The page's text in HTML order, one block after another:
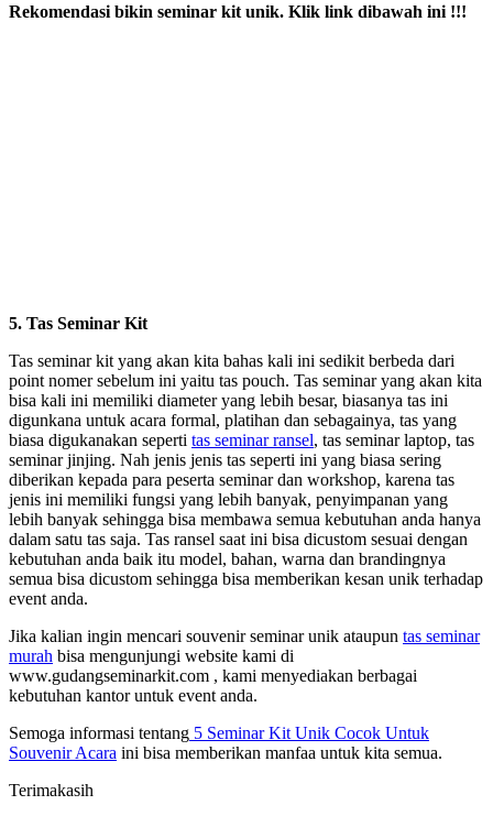
Rekomendasi bikin seminar kit unik. Klik link dibawah ini !!!
5. Tas Seminar Kit
Tas seminar kit yang akan kita bahas kali ini sedikit berbeda dari
point nomer sebelum ini yaitu tas pouch. Tas seminar yang akan kita
bisa kali ini memiliki diameter yang lebih besar, biasanya tas ini
digunkana untuk acara formal, platihan dan sebagainya, tas yang
biasa digukanakan seperti tas seminar ransel, tas seminar laptop, tas
seminar jinjing. Nah jenis jenis tas seperti ini yang biasa sering
diberikan kepada para peserta seminar dan workshop, karena tas
jenis ini memiliki fungsi yang lebih banyak, penyimpanan yang
lebih banyak sehingga bisa membawa semua kebutuhan anda hanya
dalam satu tas saja. Tas ransel saat ini bisa dicustom sesuai dengan
kebutuhan anda baik itu model, bahan, warna dan brandingnya
semua bisa dicustom sehingga bisa memberikan kesan unik terhadap
event anda.
Jika kalian ingin mencari souvenir seminar unik ataupun tas seminar
murah bisa mengunjungi website kami di
www.gudangseminarkit.com , kami menyediakan berbagai
kebutuhan kantor untuk event anda.
Semoga informasi tentang 5 Seminar Kit Unik Cocok Untuk
Souvenir Acara ini bisa memberikan manfaa untuk kita semua.
Terimakasih